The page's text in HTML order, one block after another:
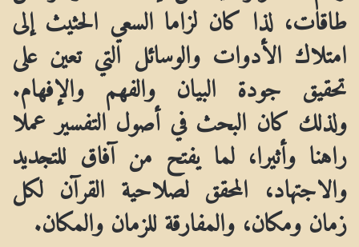
طاقات، لذا كان لزاما السعي الحثيث إلى
امتلاك الأدوات والوسائل التي تعين على
تحقيق جودة البيان والفهم والإفهام.
ولذلك كان البحث في أصول التفسير عملا
راهنا وأثيرا، لما يفتح من آفاق للتجديد
والاجتهاد، المحقق لصلاحية القرآن لكل
زمان ومكان، والمفارقة للزمان والمكان.